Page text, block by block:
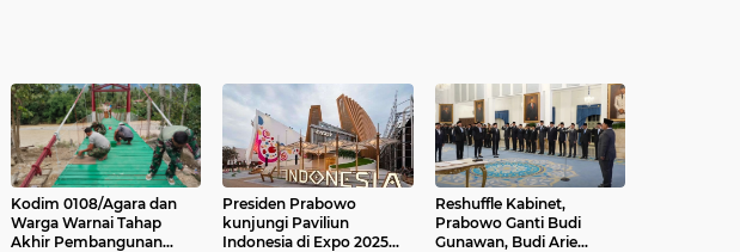
Kodim 0108/Agara dan
Warga Warnai Tahap
Akhir Pembangunan
Presiden Prabowo
kunjungi Paviliun
Indonesia di Expo 2025
Reshuffle Kabinet,
Prabowo Ganti Budi
Gunawan, Budi Arie